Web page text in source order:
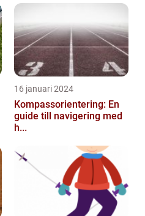
16 januari 2024
Kompassorientering: En
guide till navigering med
h...